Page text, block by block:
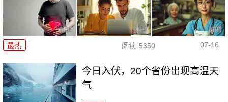
最热 阅读 5350 07-16
今日入伏，20个省份出现高温天
气